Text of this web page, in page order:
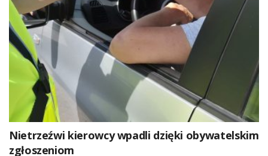
Nietrzeźwi kierowcy wpadli dzięki obywatelskim
zgłoszeniom